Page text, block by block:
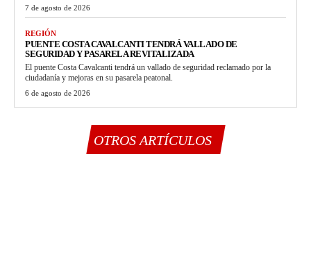
7 de agosto de 2026
REGIÓN
PUENTE COSTA CAVALCANTI TENDRÁ VALLADO DE
SEGURIDAD Y PASARELA REVITALIZADA
El puente Costa Cavalcanti tendrá un vallado de seguridad reclamado por la
ciudadanía y mejoras en su pasarela peatonal.
6 de agosto de 2026
OTROS ARTÍCULOS